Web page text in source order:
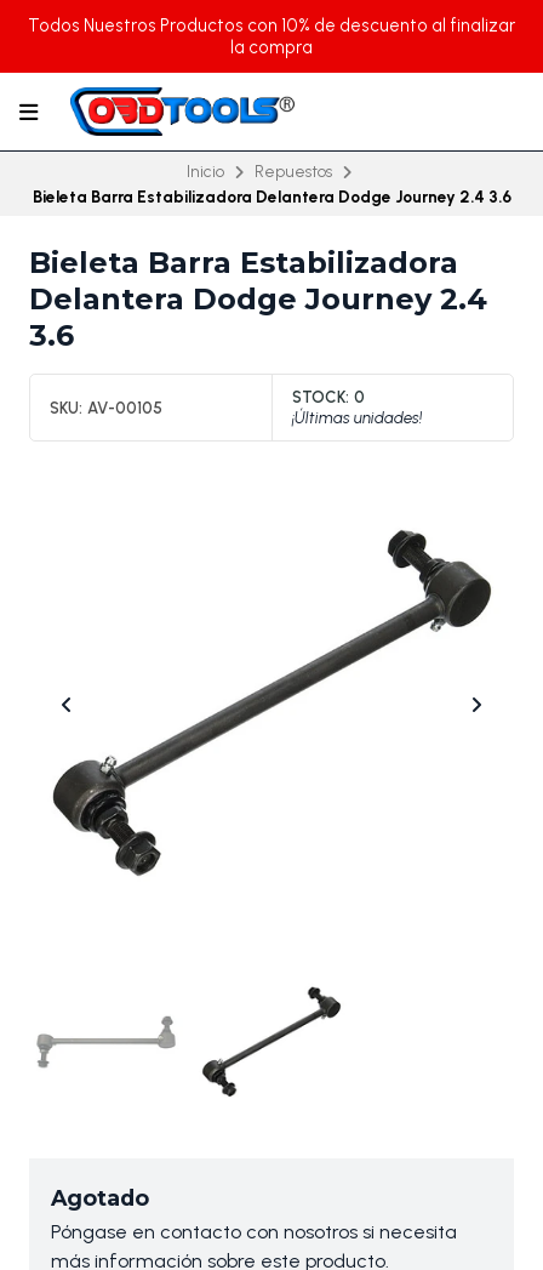
Todos Nuestros Productos con 10% de descuento al finalizar
la compra
Inicio
Repuestos
Bieleta Barra Estabilizadora Delantera Dodge Journey 2.4 3.6
Bieleta Barra Estabilizadora
Delantera Dodge Journey 2.4
3.6
SKU: AV-00105
STOCK: 0
¡Últimas unidades!
Agotado
Póngase en contacto con nosotros si necesita
más información sobre este producto.